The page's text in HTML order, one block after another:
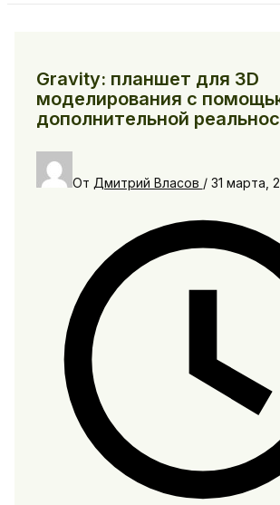
Gravity: планшет для 3D
моделирования с
дополнительной
От Дмитрий Власов / 31 марта,